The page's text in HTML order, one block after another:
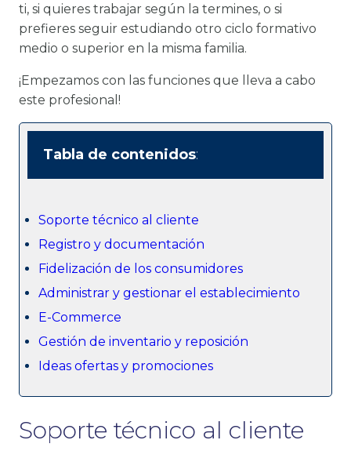
ti, si quieres trabajar según la termines, o si
prefieres seguir estudiando otro ciclo formativo
medio o superior en la misma familia.
¡Empezamos con las funciones que lleva a cabo
este profesional!
Tabla de contenidos:
Soporte técnico al cliente
Registro y documentación
Fidelización de los consumidores
Administrar y gestionar el establecimiento
E-Commerce
Gestión de inventario y reposición
Ideas ofertas y promociones
Soporte técnico al cliente